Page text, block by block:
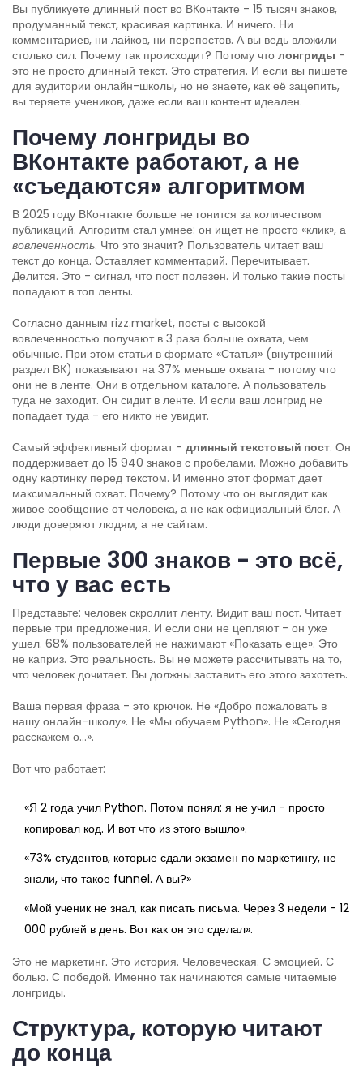
Вы публикуете длинный пост во ВКонтакте - 15 тысяч знаков,
продуманный текст, красивая картинка. И ничего. Ни
комментариев, ни лайков, ни перепостов. А вы ведь вложили
столько сил. Почему так происходит? Потому что лонгриды -
это не просто длинный текст. Это стратегия. И если вы пишете
для аудитории онлайн-школы, но не знаете, как её зацепить,
вы теряете учеников, даже если ваш контент идеален.
Почему лонгриды во
ВКонтакте работают, а не
«съедаются» алгоритмом
В 2025 году ВКонтакте больше не гонится за количеством
публикаций. Алгоритм стал умнее: он ищет не просто «клик», а
вовлеченность. Что это значит? Пользователь читает ваш
текст до конца. Оставляет комментарий. Перечитывает.
Делится. Это - сигнал, что пост полезен. И только такие посты
попадают в топ ленты.
Согласно данным rizz.market, посты с высокой
вовлеченностью получают в 3 раза больше охвата, чем
обычные. При этом статьи в формате «Статья» (внутренний
раздел ВК) показывают на 37% меньше охвата - потому что
они не в ленте. Они в отдельном каталоге. А пользователь
туда не заходит. Он сидит в ленте. И если ваш лонгрид не
попадает туда - его никто не увидит.
Самый эффективный формат - длинный текстовый пост. Он
поддерживает до 15 940 знаков с пробелами. Можно добавить
одну картинку перед текстом. И именно этот формат дает
максимальный охват. Почему? Потому что он выглядит как
живое сообщение от человека, а не как официальный блог. А
люди доверяют людям, а не сайтам.
Первые 300 знаков - это всё,
что у вас есть
Представьте: человек скроллит ленту. Видит ваш пост. Читает
первые три предложения. И если они не цепляют - он уже
ушел. 68% пользователей не нажимают «Показать еще». Это
не каприз. Это реальность. Вы не можете рассчитывать на то,
что человек дочитает. Вы должны заставить его этого захотеть.
Ваша первая фраза - это крючок. Не «Добро пожаловать в
нашу онлайн-школу». Не «Мы обучаем Python». Не «Сегодня
расскажем о...».
Вот что работает:
«Я 2 года учил Python. Потом понял: я не учил - просто
копировал код. И вот что из этого вышло».
«73% студентов, которые сдали экзамен по маркетингу, не
знали, что такое funnel. А вы?»
«Мой ученик не знал, как писать письма. Через 3 недели - 12
000 рублей в день. Вот как он это сделал».
Это не маркетинг. Это история. Человеческая. С эмоцией. С
болью. С победой. Именно так начинаются самые читаемые
лонгриды.
Структура, которую читают
до конца